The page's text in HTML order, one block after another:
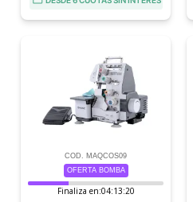
COD. MAQCOS09
OFERTA BOMBA
Finaliza en:04:13:18